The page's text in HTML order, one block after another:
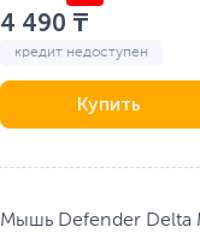
4 490 ₸
кредит недоступен
Купить
Мышь Defender Delta